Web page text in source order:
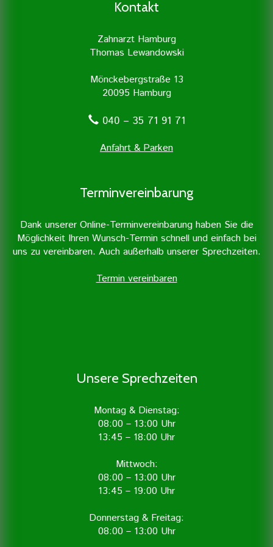
Zahnarztpraxis mit Unterstützung
professionelle Zahnreinigung.
Kontakt
Zahnarzt Hamburg
Thomas Lewandowski
Mönckebergstraße 13
20095 Hamburg
040 – 35 71 91 71
Anfahrt & Parken
Terminvereinbarung
Dank unserer Online-Terminvereinbarung haben Sie die
Möglichkeit Ihren Wunsch-Termin schnell und einfach bei
uns zu vereinbaren. Auch außerhalb unserer Sprechzeiten.
Termin vereinbaren
Unsere Sprechzeiten
Montag & Dienstag:
08:00 – 13:00 Uhr
13:45 – 18:00 Uhr
Mittwoch:
08:00 – 13:00 Uhr
13:45 – 19:00 Uhr
Donnerstag & Freitag:
08:00 – 13:00 Uhr